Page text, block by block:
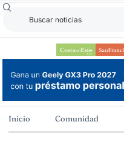
Inicio Comunidad